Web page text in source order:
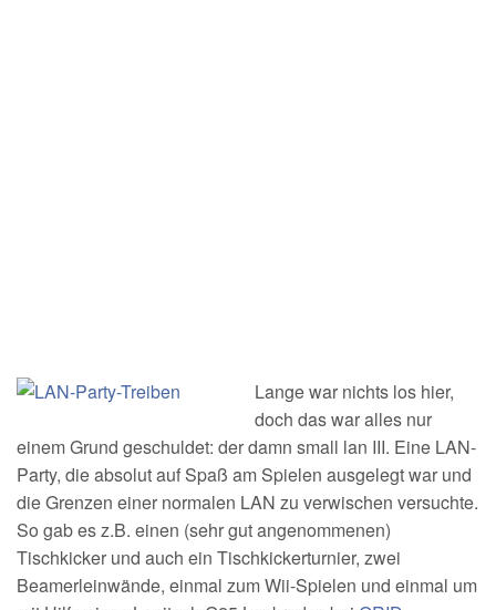
Lange war nichts los hier,
doch das war alles nur
einem Grund geschuldet: der damn small lan III. Eine LAN-
Party, die absolut auf Spaß am Spielen ausgelegt war und
die Grenzen einer normalen LAN zu verwischen versuchte.
So gab es z.B. einen (sehr gut angenommenen)
Tischkicker und auch ein Tischkickerturnier, zwei
Beamerleinwände, einmal zum Wii-Spielen und einmal um